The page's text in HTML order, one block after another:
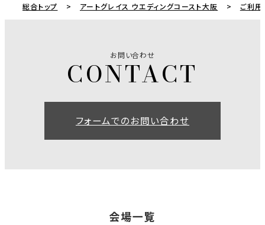
総合トップ アートグレイス ウエディングコースト大阪 ご利用
お問い合わせ
フォームでのお問い合わせ
会場一覧